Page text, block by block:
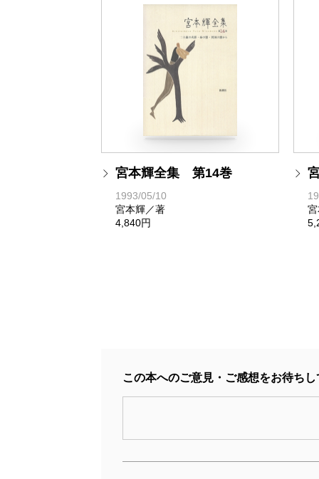
宮本輝全集 第14巻
1993/05/10
宮本輝／著
4,840円
この本へのご意見・ご感想をお待ち